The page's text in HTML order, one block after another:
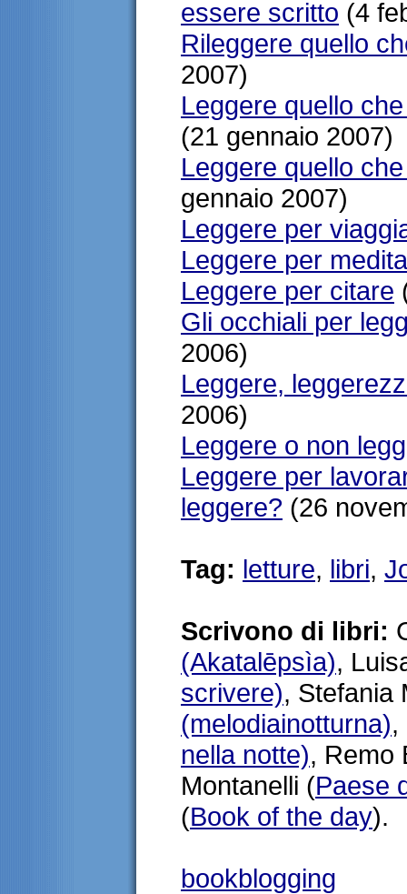
essere scritto (4
Rileggere quello
2007)
Leggere quello
(21 gennaio 2007)
Leggere quello
gennaio 2007)
Leggere per
Leggere per
Leggere per citare
Gli occhiali per
2006)
Leggere,
2006)
Leggere o non
Leggere per
leggere? (26
Tag: letture, libri,
Scrivono di libri:
(Akatalēpsìa),
scrivere), Stefania
(melodiainotturna),
nella notte), Remo
Montanelli (Paese
(Book of the day).
bookblogging